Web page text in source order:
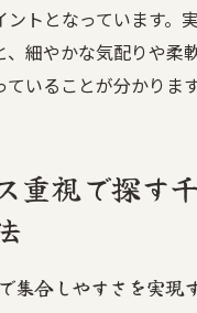
ントとなっています。
、細やかな気配りや柔
いることが分かります
重視で探す
集合しやすさを実現